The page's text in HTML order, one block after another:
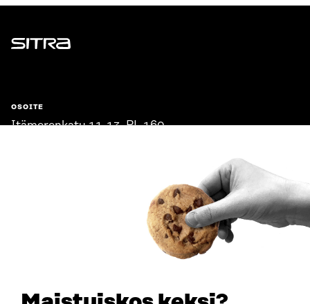
Sitra
OSOITE
Itämerenkatu 11-13, PL 160,